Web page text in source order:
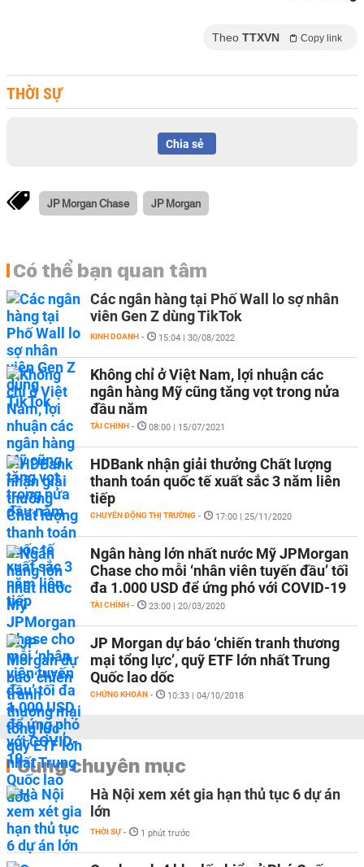
Theo TTXVN Copy link
THỜI SỰ
Chia sẻ
JP Morgan Chase JP Morgan
Có thể bạn quan tâm
Các ngân hàng tại Phố Wall lo sợ nhân
viên Gen Z dùng TikTok
KINH DOANH - 15:04 | 30/08/2022
Không chỉ ở Việt Nam, lợi nhuận các
ngân hàng Mỹ cũng tăng vọt trong nửa
đầu năm
TÀI CHÍNH - 08:00 | 15/07/2021
HDBank nhận giải thưởng Chất lượng
thanh toán quốc tế xuất sắc 3 năm liên
tiếp
CHUYỂN ĐỘNG THỊ TRƯỜNG - 17:00 | 25/11/2020
Ngân hàng lớn nhất nước Mỹ JPMorgan
Chase cho mỗi ‘nhân viên tuyến đầu’ tối
đa 1.000 USD để ứng phó với COVID-19
TÀI CHÍNH - 23:00 | 20/03/2020
JP Morgan dự báo ‘chiến tranh thương
mại tổng lực’, quỹ ETF lớn nhất Trung
Quốc lao dốc
CHỨNG KHOÁN - 10:33 | 04/10/2018
Cùng chuyên mục
Hà Nội xem xét gia hạn thủ tục 6 dự án
lớn
THỜI SỰ - 1 phút trước